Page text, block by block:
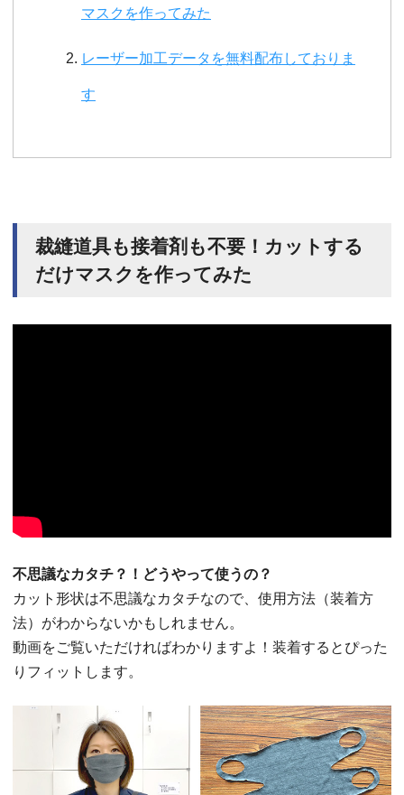
マスクを作ってみた
レーザー加工データを無料配布しておりま
す
裁縫道具も接着剤も不要！カットする
だけマスクを作ってみた
不思議なカタチ？！どうやって使うの？
カット形状は不思議なカタチなので、使用方法（装着方
法）がわからないかもしれません。
動画をご覧いただければわかりますよ！装着するとぴった
りフィットします。